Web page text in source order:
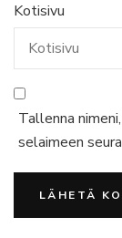
Kotisivu
Tallenna
selaimeen